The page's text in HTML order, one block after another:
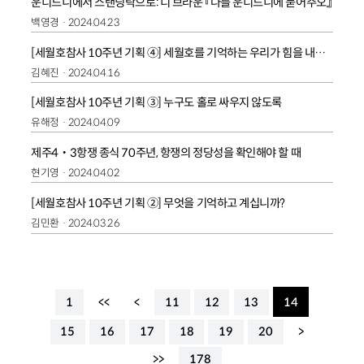
백영경 2024.04.23
[세월호참사 10주년 기획 ④] 세월호를 기억하는 우리가 힘을 내야 할 때
김혜진 2024.04.16
[세월호참사 10주년 기획 ③] 누구도 홀로 싸우지 않도록
유해정 2024.04.09
제주4‧3항쟁 종식 70주년, 항쟁의 정당성을 확인해야 할 때
현기영 2024.04.02
[세월호참사 10주년 기획 ②] 무엇을 기억하고 계십니까?
김민환 2024.03.26
1 << < 11 12 13 14
15 16 17 18 19 20
>
>>
178